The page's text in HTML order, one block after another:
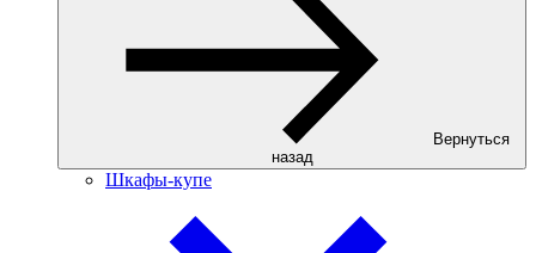
Вернуться
назад
Шкафы-купе